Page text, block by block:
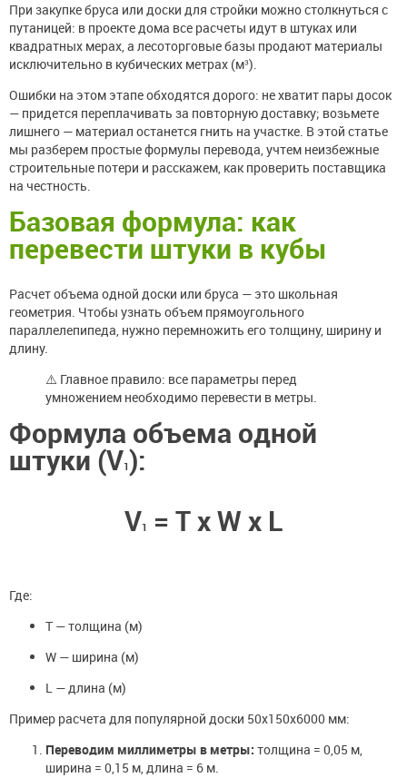
При закупке бруса или доски для стройки можно столкнуться с
путаницей: в проекте дома все расчеты идут в штуках или
квадратных мерах, а лесоторговые базы продают материалы
исключительно в кубических метрах (м³).
Ошибки на этом этапе обходятся дорого: не хватит пары досок
— придется переплачивать за повторную доставку; возьмете
лишнего — материал останется гнить на участке. В этой статье
мы разберем простые формулы перевода, учтем неизбежные
строительные потери и расскажем, как проверить поставщика
на честность.
Базовая формула: как
перевести штуки в кубы
Расчет объема одной доски или бруса — это школьная
геометрия. Чтобы узнать объем прямоугольного
параллелепипеда, нужно перемножить его толщину, ширину и
длину.
⚠️ Главное правило: все параметры перед
умножением необходимо перевести в метры.
Формула объема одной
штуки (V1):
V1 = T х W х L
Где:
T — толщина (м)
W — ширина (м)
L — длина (м)
Пример расчета для популярной доски 50х150х6000 мм:
Переводим миллиметры в метры: толщина = 0,05 м,
ширина = 0,15 м, длина = 6 м.